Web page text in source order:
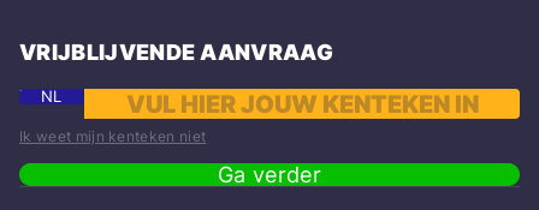
VRIJBLIJVENDE AANVRAAG
NL
Ik weet mijn kenteken niet
Ga verder